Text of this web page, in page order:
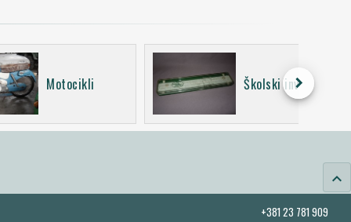
Motocikli Školski inventar
keyboard_arrow_right
keyboard_arrow_up
+381 23 781 909